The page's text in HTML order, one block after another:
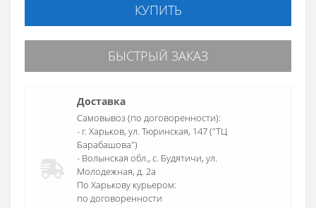
КУПИТЬ
БЫСТРЫЙ ЗАКАЗ
Доставка
Самовывоз (по договоренности):
- г. Харьков, ул. Тюринская, 147 ("ТЦ
Барабашова")
- Волынская обл., c. Будятичи, ул.
Молодежная, д. 2а
По Харькову курьером:
по договоренности